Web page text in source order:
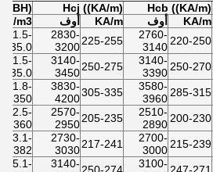
Hcb ((KA/m)
Hcj ((KA/m)
(BH) max ((KJ/m3)
KA/m أوف KA/m أوف
KJ/m3
220-250
2760-
3140
225-255
2830-
3200
31.5-
35.0
250-270
3140-
3390
250-275
3140-
3450
31.5-
35.0
285-315
3580-
3960
305-335
3830-
4200
31.8-
350
200-230
2510-
2890
205-235
2570-
2950
32.5-
360
215-239
2700-
3000
217-241
2730-
3030
33.1-
382
3100-
3140-
35.1-